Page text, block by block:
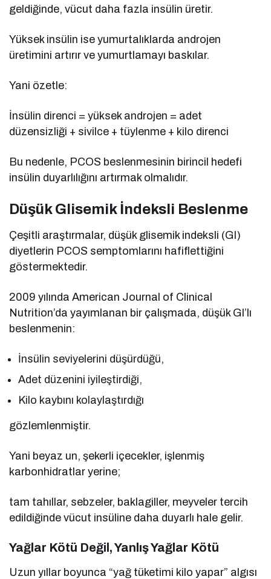
geldiğinde, vücut daha fazla insülin üretir.
Yüksek insülin ise yumurtalıklarda androjen
üretimini artırır ve yumurtlamayı baskılar.
Yani özetle:
İnsülin direnci = yüksek androjen = adet
düzensizliği + sivilce + tüylenme + kilo direnci
Bu nedenle, PCOS beslenmesinin birincil hedefi
insülin duyarlılığını artırmak olmalıdır.
Düşük Glisemik İndeksli Beslenme
Çeşitli araştırmalar, düşük glisemik indeksli (GI)
diyetlerin PCOS semptomlarını hafiflettiğini
göstermektedir.
2009 yılında American Journal of Clinical
Nutrition’da yayımlanan bir çalışmada, düşük GI’lı
beslenmenin:
İnsülin seviyelerini düşürdüğü,
Adet düzenini iyileştirdiği,
Kilo kaybını kolaylaştırdığı
gözlemlenmiştir.
Yani beyaz un, şekerli içecekler, işlenmiş
karbonhidratlar yerine;
tam tahıllar, sebzeler, baklagiller, meyveler tercih
edildiğinde vücut insüline daha duyarlı hale gelir.
Yağlar Kötü Değil, Yanlış Yağlar Kötü
Uzun yıllar boyunca “yağ tüketimi kilo yapar” algısı